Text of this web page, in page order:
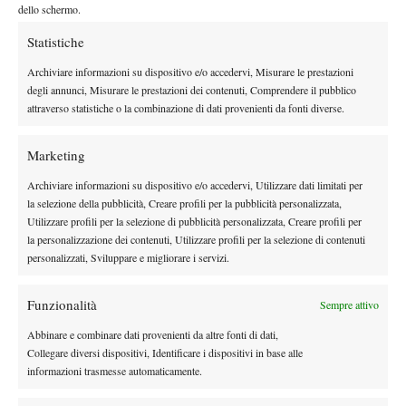
dello schermo.
Statistiche
Archiviare informazioni su dispositivo e/o accedervi, Misurare le prestazioni
degli annunci, Misurare le prestazioni dei contenuti, Comprendere il pubblico
attraverso statistiche o la combinazione di dati provenienti da fonti diverse.
Marketing
Archiviare informazioni su dispositivo e/o accedervi, Utilizzare dati limitati per
la selezione della pubblicità, Creare profili per la pubblicità personalizzata,
Utilizzare profili per la selezione di pubblicità personalizzata, Creare profili per
la personalizzazione dei contenuti, Utilizzare profili per la selezione di contenuti
personalizzati, Sviluppare e migliorare i servizi.
Funzionalità Sempre attivo
Abbinare e combinare dati provenienti da altre fonti di dati,
Collegare diversi dispositivi, Identificare i dispositivi in base alle
informazioni trasmesse automaticamente.
complicato a livello emotivo, in palio c’era Roma, ma sono
Com’è andata lo scorso anno al Foro? Quali le tue aspettative
per questa edizione degli Internazionali?
molto alto, essendo poi stata ripescata tra 150 persone, insieme
ad altre due ragazze, mi sentivo sinceramente spaesata. Ho
giocato sul Pietrangeli e…”
Pietrangeli? Alcuni lo considerano uno degli stadi più
suggestivi del pianeta, addirittura più caratteristico del
“Il Pietrangeli… Mi hanno messo a giocare lì, sono un po’
Dentoni è stato veramente emozionante, ero rigida come le statue
che circondano lo stadio”.